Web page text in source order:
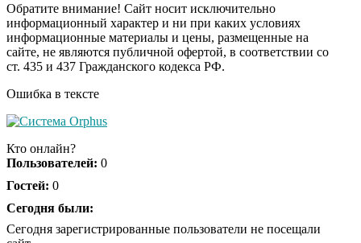
i
Ржу не переставая, это
видео пересмотришь
не раз
Обратите внимание! Сайт носит исключительно
информационный характер и ни при каких условиях
информационные материалы и цены, размещенные на
сайте, не являются публичной офертой, в соответствии со
ст. 435 и 437 Гражданского кодекса РФ.
Ошибка в тексте
Кто онлайн?
Пользователей: 0
Гостей: 0
Сегодня были:
Сегодня зарегистрированные пользователи не посещали